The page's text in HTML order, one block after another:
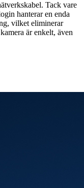
Tack vare
hanterar en enda
vilket eliminerar
är enkelt, även